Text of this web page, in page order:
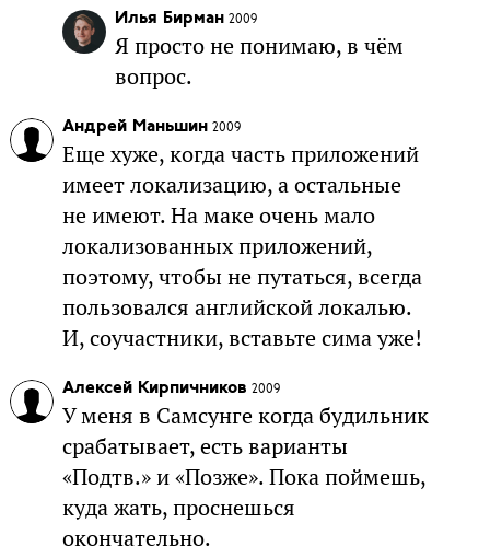
Илья Бирман 2009
Я просто не понимаю, в чём
вопрос.
Андрей Маньшин 2009
Еще хуже, когда часть приложений
имеет локализацию, а остальные
не имеют. На маке очень мало
локализованных приложений,
поэтому, чтобы не путаться, всегда
пользовался английской локалью.
И, соучастники, вставьте сима уже!
Алексей Кирпичников 2009
У меня в Самсунге когда будильник
срабатывает, есть варианты
«Подтв.» и «Позже». Пока поймешь,
куда жать, проснешься
окончательно.